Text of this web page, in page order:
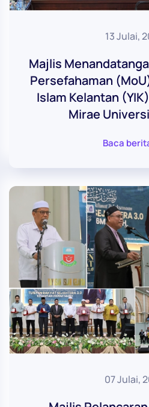
13 Julai,
Majlis
Persefahaman
Islam Kelantan
Mirae
Baca
07 Julai,